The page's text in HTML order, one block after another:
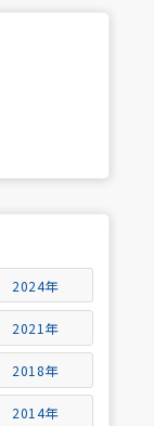
2024年
2021年
2018年
2014年